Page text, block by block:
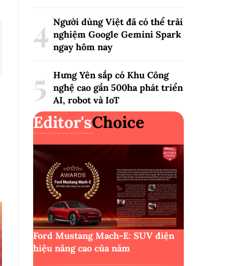
Người dùng Việt đã có thể trải
nghiệm Google Gemini Spark
ngay hôm nay
Hưng Yên sắp có Khu Công
nghệ cao gần 500ha phát triển
AI, robot và IoT
Editor'sChoice
Ford Mustang Mach-E: SUV điện
hiệu năng cao của năm